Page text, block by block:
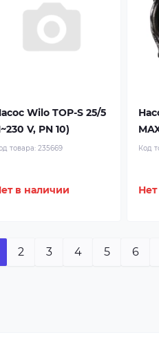
Wilo TOP-S 25/5
V, PN 10)
товара: 235669
в наличии
Код
2 3 4 5 6